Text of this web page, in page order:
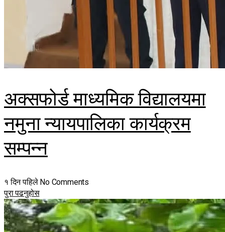
अक्सफोर्ड माध्यमिक विद्यालयमा
नमुना न्यायपालिका कार्यक्रम
सम्पन्न
१ दिन पहिले No Comments
पुरा पढनुहोस